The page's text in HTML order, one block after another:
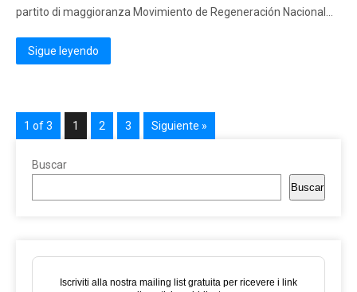
partito di maggioranza Movimiento de Regeneración Nacional…
Sigue leyendo
1 of 3 1 2 3 Siguiente »
Buscar
Buscar
Iscriviti alla nostra mailing list gratuita per ricevere i link